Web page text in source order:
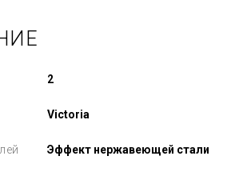
2
Victoria
Эффект нержавеющей стали